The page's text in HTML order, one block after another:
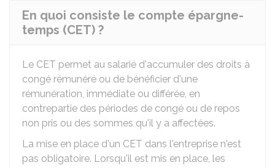
En quoi consiste le compte épargne-
temps (CET) ?
Le CET permet au salarié d'accumuler des droits à
congé rémunéré ou de bénéficier d'une
rémunération, immédiate ou différée, en
contrepartie des périodes de congé ou de repos
non pris ou des sommes qu'il y a affectées.
La mise en place d'un CET dans l'entreprise n'est
pas obligatoire. Lorsqu'il est mis en place, les